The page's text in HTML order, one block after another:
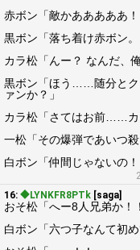
赤ボン「敵かあああああ！
黒ボン「落ち着け赤ボン
カラ松「んー？ なんだ、
黒ボン「ほう……随分と
ァンか？」
カラ松「さてはお前……カ
一松「その爆弾であいつ殺
白ボン「仲間じゃないの！
16: ◆LYNKFR8PTk [saga]
おそ松「へー8人兄弟か！
白ボン「六つ子なんて初